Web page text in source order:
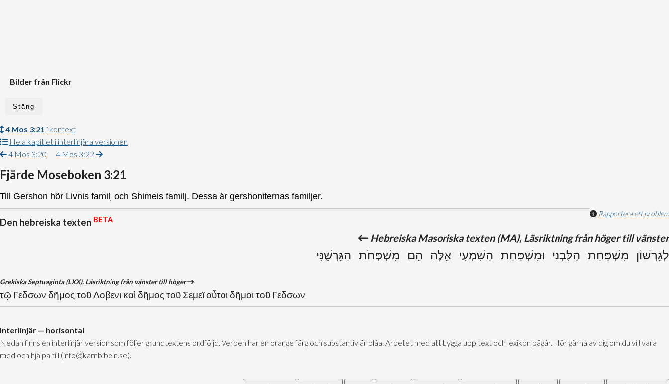
Bilder från Flickr
Stäng
4 Mos 3:21 i kontext
Hela kapitlet i interlinjära versionen
4 Mos 3:20
4 Mos 3:22
Fjärde Moseboken 3:21
Till Gershon hör Livnis familj och Shimeis familj. Dessa är gershoniternas familjer.
Rapportera ett problem
Den hebreiska texten BETA
Hebreiska Masoriska texten (MA), Läsriktning från höger till vänster
לְגֵרְשׁוֹן מִשְׁפַּחַת הַלִּבְנִי וּמִשְׁפַּחַת הַשִּׁמְעִי אֵלֶּה הֵם מִשְׁפְּחֹת הַגֵּרְשֻׁנִּי
Grekiska Septuaginta (LXX), Läsriktning från vänster till höger
τῷ Γεδσων δῆμος τοῦ Λοβενι καὶ δῆμος τοῦ Σεμεϊ οὗτοι δῆμοι τοῦ Γεδσων
Interlinjär — horisontal
Nedan finns en interlinjär version som följer grundtextens ordföljd. Verben har en orange färg och substantiv är blåa. Arbetet med att bygga upp text och lexikon pågår. Hör gärna av dig om du vill vara
med och hjälpa till (info@karnbibeln.se).